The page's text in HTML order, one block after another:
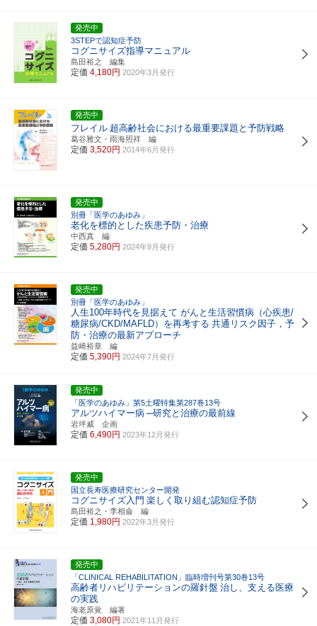
発売中
3STEPで認知症予防
コグニサイズ指導マニュアル
島田裕之 編集
定価 4,180円 2020年3月発行
発売中
フレイル 超高齢社会における最重要課題と予防戦略
葛谷雅文・雨海照祥 編
定価 3,520円 2014年6月発行
発売中
別冊「医学のあゆみ」
老化を標的とした疾患予防・治療
中西真 編
定価 5,280円 2024年9月発行
発売中
別冊「医学のあゆみ」
人生100年時代を見据えて がんと生活習慣病（心疾患/
糖尿病/CKD/MAFLD）を再考する 共通リスク因子，予
防・治療の最新アプローチ
益崎裕章 編
定価 5,390円 2024年7月発行
発売中
「医学のあゆみ」第5土曜特集第287巻13号
アルツハイマー病 ─研究と治療の最前線
岩坪威 企画
定価 6,490円 2023年12月発行
発売中
国立長寿医療研究センター開発
コグニサイズ入門 楽しく取り組む認知症予防
島田裕之・李相侖 編
定価 1,980円 2022年3月発行
発売中
「CLINICAL REHABILITATION」臨時増刊号第30巻13号
高齢者リハビリテーションの羅針盤 治し、支える医療
の実践
海老原覚 編著
定価 3,080円 2021年11月発行